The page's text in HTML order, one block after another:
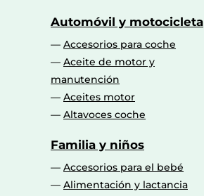
Automóvil y motocicleta
Accesorios para coche
Aceite de motor y
manutención
Aceites motor
Altavoces coche
Familia y niños
Accesorios para el bebé
Alimentación y lactancia